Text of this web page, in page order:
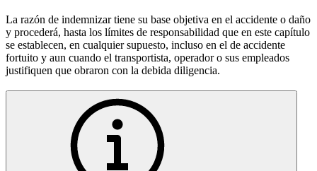
La razón de indemnizar tiene su base objetiva en el accidente o daño
y procederá, hasta los límites de responsabilidad que en este capítulo
se establecen, en cualquier supuesto, incluso en el de accidente
fortuito y aun cuando el transportista, operador o sus empleados
justifiquen que obraron con la debida diligencia.